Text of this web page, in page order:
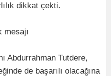
dikkat çekti.
mesajı
Abdurrahman Tutdere,
de başarılı olacağına